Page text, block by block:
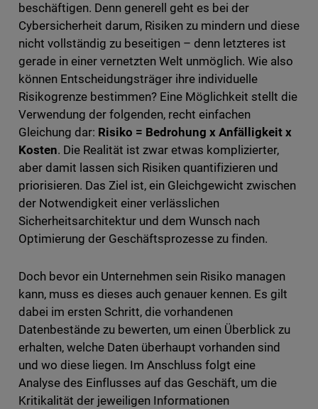
beschäftigen. Denn generell geht es bei der
Cybersicherheit darum, Risiken zu mindern und diese
nicht vollständig zu beseitigen – denn letzteres ist
gerade in einer vernetzten Welt unmöglich. Wie also
können Entscheidungsträger ihre individuelle
Risikogrenze bestimmen? Eine Möglichkeit stellt die
Verwendung der folgenden, recht einfachen
Gleichung dar: Risiko = Bedrohung x Anfälligkeit x
Kosten. Die Realität ist zwar etwas komplizierter,
aber damit lassen sich Risiken quantifizieren und
priorisieren. Das Ziel ist, ein Gleichgewicht zwischen
der Notwendigkeit einer verlässlichen
Sicherheitsarchitektur und dem Wunsch nach
Optimierung der Geschäftsprozesse zu finden.
Doch bevor ein Unternehmen sein Risiko managen
kann, muss es dieses auch genauer kennen. Es gilt
dabei im ersten Schritt, die vorhandenen
Datenbestände zu bewerten, um einen Überblick zu
erhalten, welche Daten überhaupt vorhanden sind
und wo diese liegen. Im Anschluss folgt eine
Analyse des Einflusses auf das Geschäft, um die
Kritikalität der jeweiligen Informationen